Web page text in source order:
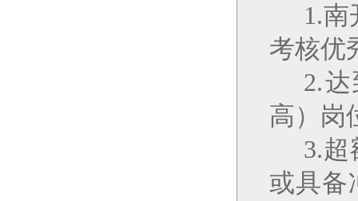
1.南
考核优
2.
高）岗
3.超
或具备